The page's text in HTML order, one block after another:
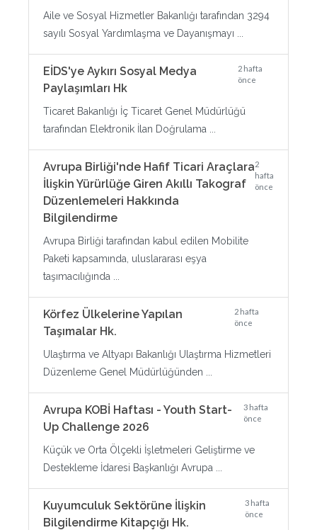
Aile ve Sosyal Hizmetler Bakanlığı tarafından 3294
sayılı Sosyal Yardımlaşma ve Dayanışmayı ...
EİDS'ye Aykırı Sosyal Medya
Paylaşımları Hk
2 hafta
önce
Ticaret Bakanlığı İç Ticaret Genel Müdürlüğü
tarafından Elektronik İlan Doğrulama ...
Avrupa Birliği'nde Hafif Ticari Araçlara
İlişkin Yürürlüğe Giren Akıllı Takograf
Düzenlemeleri Hakkında
Bilgilendirme
2
hafta
önce
Avrupa Birliği tarafından kabul edilen Mobilite
Paketi kapsamında, uluslararası eşya
taşımacılığında ...
Körfez Ülkelerine Yapılan
Taşımalar Hk.
2 hafta
önce
Ulaştırma ve Altyapı Bakanlığı Ulaştırma Hizmetleri
Düzenleme Genel Müdürlüğünden ...
Avrupa KOBİ Haftası - Youth Start-
Up Challenge 2026
3 hafta
önce
Küçük ve Orta Ölçekli İşletmeleri Geliştirme ve
Destekleme İdaresi Başkanlığı Avrupa ...
Kuyumculuk Sektörüne İlişkin
Bilgilendirme Kitapçığı Hk.
3 hafta
önce